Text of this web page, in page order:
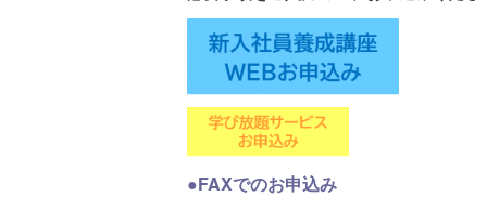
●FAXでのお申込み